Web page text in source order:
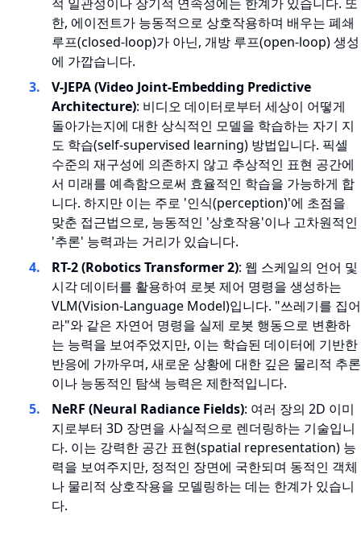
한, 에이전트가 능동적으로 상호작용하며 배우는 폐쇄
루프(closed-loop)가 아닌, 개방 루프(open-loop) 생성
에 가깝습니다.
V-JEPA (Video Joint-Embedding Predictive
Architecture): 비디오 데이터로부터 세상이 어떻게
돌아가는지에 대한 상식적인 모델을 학습하는 자기 지
도 학습(self-supervised learning) 방법입니다. 픽셀
수준의 재구성에 의존하지 않고 추상적인 표현 공간에
서 미래를 예측함으로써 효율적인 학습을 가능하게 합
니다. 하지만 이는 주로 '인식(perception)'에 초점을
맞춘 접근법으로, 능동적인 '상호작용'이나 고차원적인
'추론' 능력과는 거리가 있습니다.
RT-2 (Robotics Transformer 2): 웹 스케일의 언어 및
시각 데이터를 활용하여 로봇 제어 명령을 생성하는
VLM(Vision-Language Model)입니다. "쓰레기를 집어
라"와 같은 자연어 명령을 실제 로봇 행동으로 변환하
는 능력을 보여주었지만, 이는 학습된 데이터에 기반한
반응에 가까우며, 새로운 상황에 대한 깊은 물리적 추론
이나 능동적인 탐색 능력은 제한적입니다.
NeRF (Neural Radiance Fields): 여러 장의 2D 이미
지로부터 3D 장면을 사실적으로 렌더링하는 기술입니
다. 이는 강력한 공간 표현(spatial representation) 능
력을 보여주지만, 정적인 장면에 국한되며 동적인 객체
나 물리적 상호작용을 모델링하는 데는 한계가 있습니
다.